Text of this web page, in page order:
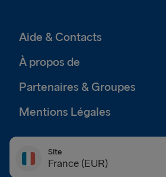
Aide & Contacts
À propos de
Partenaires & Groupes
Mentions Légales
Site
France (EUR)